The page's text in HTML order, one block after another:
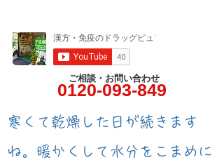
ご相談・お問い合わせ
0120-093-849
​寒くて乾燥した日が続きます
ね。暖かくして水分をこまめに